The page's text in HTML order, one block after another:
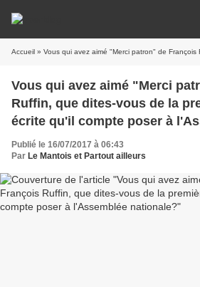
Accueil » Vous qui avez aimé "Merci patron" de François Ruffin, que dites-vous de la première
Vous qui avez aimé "Merci
Ruffin, que dites-vous de la
écrite qu'il compte poser à
nationale?
Publié le 16/07/2017 à 06:43
Par Le Mantois et Partout ailleurs